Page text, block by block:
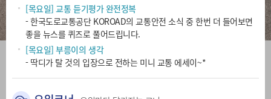
[목요일] 교통 듣기평가 완전정복
- 한국도로교통공단 KOROAD의 교통안전 소식 중 한번 더 들어보면
좋을 뉴스를 퀴즈로 풀어드립니다.
[목요일] 부릉이의 생각
- 딱디가 탈 것의 입장으로 전하는 미니 교통 에세이~*